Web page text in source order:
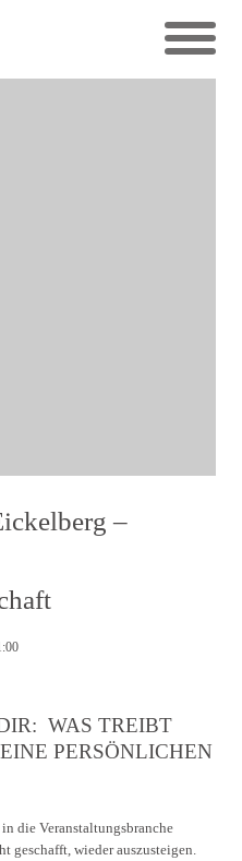
–
WAS TREIBT
PERSÖNLICHEN
die Veranstaltungsbranche
geschafft, wieder auszusteigen.